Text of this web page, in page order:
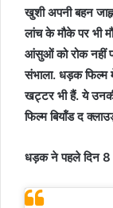
खुशी अपनी बहन
लांच के मौके पर भी
आंसुओं को रोक नहीं
संभाला. धड़क फिल्म
खट्टर भी हैं. ये
फिल्म बियॉंड द
धड़क ने पहले दिन 8